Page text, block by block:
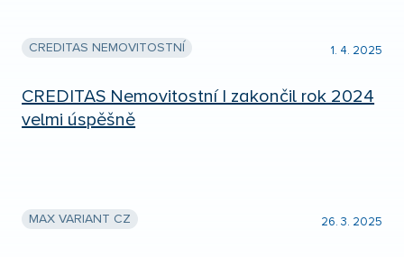
CREDITAS NEMOVITOSTNÍ 1. 4. 2025
CREDITAS Nemovitostní I zakončil rok 2024
velmi úspěšně
MAX VARIANT CZ 26. 3. 2025